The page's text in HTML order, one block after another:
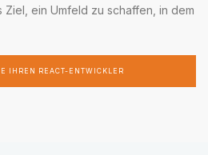
Ziel, ein Umfeld zu schaffen, in dem
IHREN REACT-ENTWICKLER